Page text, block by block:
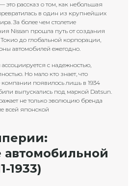
это рассказ о том, как небольшая
в один из крупнейших
За более чем столетие
Nissan прошла путь от создания
до глобальной корпорации,
автомобилей ежегодно.
с надежностью,
Но мало кто знает, что
появилось лишь в 1934
выпускались под маркой Datsun.
не только эволюцию бренда
всей японской
1933)